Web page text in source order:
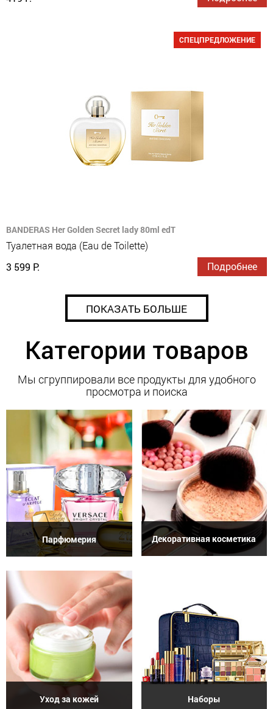
СПЕЦПРЕДЛОЖЕНИЕ
BANDERAS Her Golden Secret lady 80ml edT
Туалетная вода (Eau de Toilette)
3 599 Р.
Подробнее
ПОКАЗАТЬ БОЛЬШЕ
Категории товаров
Мы сгруппировали все продукты для удобного
просмотра и поиска
Парфюмерия Декоративная косметика
Уход за кожей Наборы